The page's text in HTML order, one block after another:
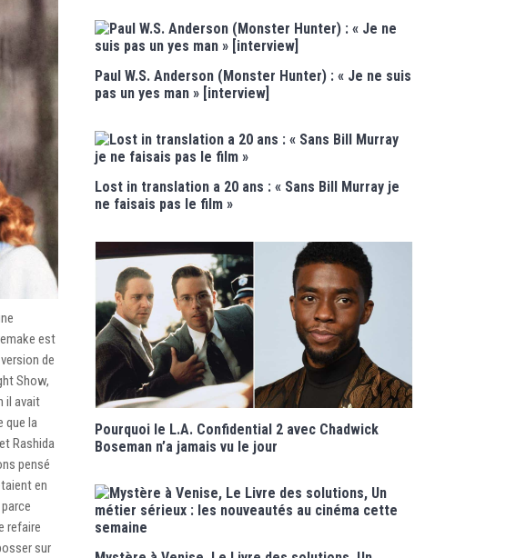
est
de
Show,
il avait
que la
Rashida
pensé
en
refaire
sur
Paul W.S. Anderson (Monster Hunter) : « Je ne suis
pas un yes man » [interview]
Lost in translation a 20 ans : « Sans Bill Murray je
ne faisais pas le film »
Pourquoi le L.A. Confidential 2 avec Chadwick
Boseman n’a jamais vu le jour